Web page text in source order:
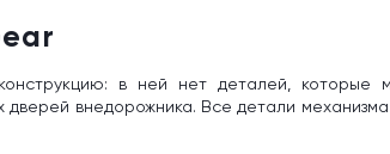
в ней нет деталей, которые
внедорожника. Все детали